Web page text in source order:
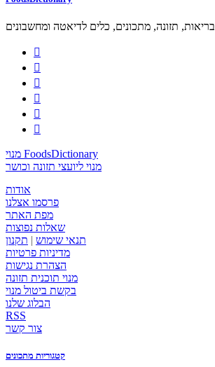
בריאות, תזונה, מתכונים, כלים לדיאטה ומחשבונים






מנוי FoodsDictionary
מנוי ליועצי תזונה וכושר
אודות
פרסמו אצלנו
מפת האתר
שאלות נפוצות
תנאי שימוש | תקנון
מדיניות פרטיות
הצהרת נגישות
מנוי תוכנית תזונה
בקשת ביטול מנוי
הבלוג שלנו
RSS
צור קשר
קטגוריות מתכונים